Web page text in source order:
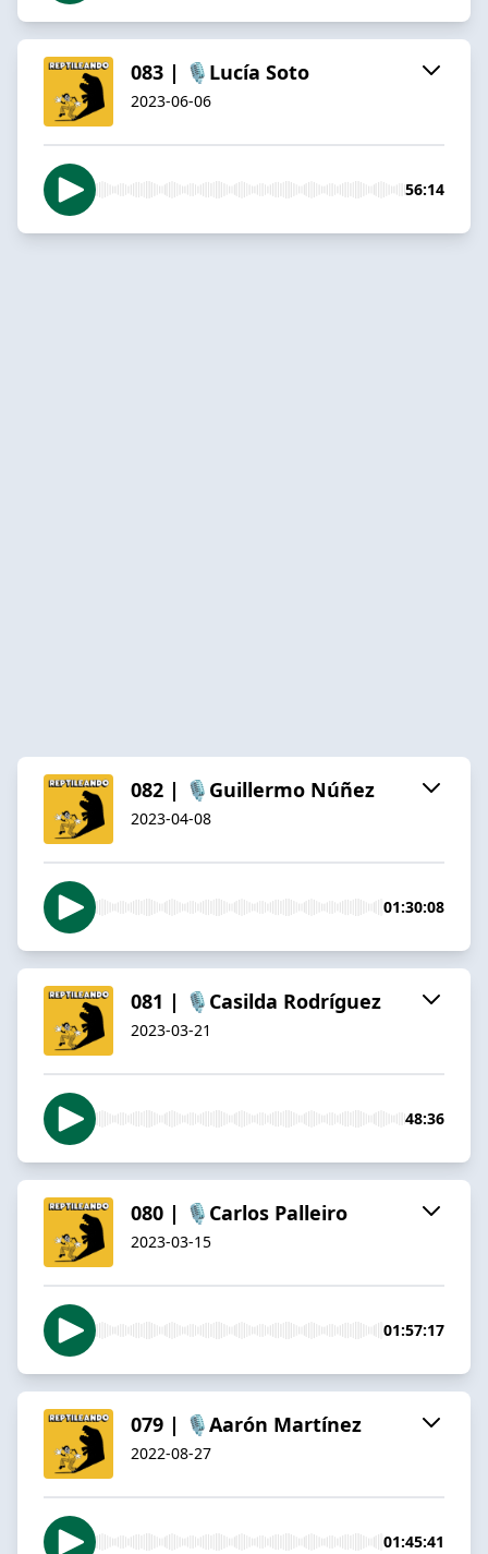
083 | 🎙️Lucía Soto
2023-06-06
56:14
082 | 🎙️Guillermo Núñez
2023-04-08
01:30:08
081 | 🎙️Casilda Rodríguez
2023-03-21
48:36
080 | 🎙️Carlos Palleiro
2023-03-15
01:57:17
079 | 🎙️Aarón Martínez
2022-08-27
01:45:41